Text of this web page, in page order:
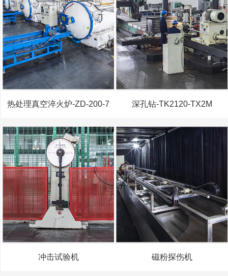
热处理真空淬火炉-ZD-200-7 深孔钻-TK2120-TX2M
冲击试验机 磁粉探伤机